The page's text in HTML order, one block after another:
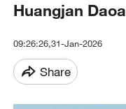
Huangjan Daoa
09:26:26,31-Jan-2026
Share